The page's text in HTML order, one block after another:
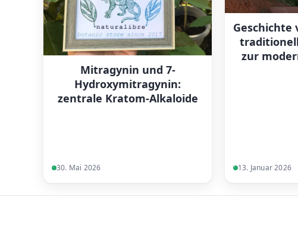
Mitragynin und 7-
Hydroxymitragynin:
zentrale Kratom-Alkaloide
30. Mai 2026
Geschichte
zur
13. Januar 2026